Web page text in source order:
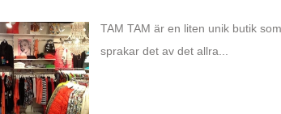
TAM TAM är en liten unik butik
sprakar det av det allra...